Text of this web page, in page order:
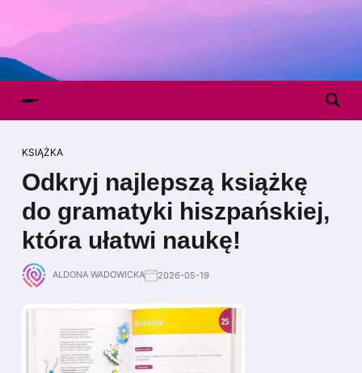
KSIĄŻKA
Odkryj najlepszą książkę
do gramatyki hiszpańskiej,
która ułatwi naukę!
ALDONA WADOWICKA 2026-05-19